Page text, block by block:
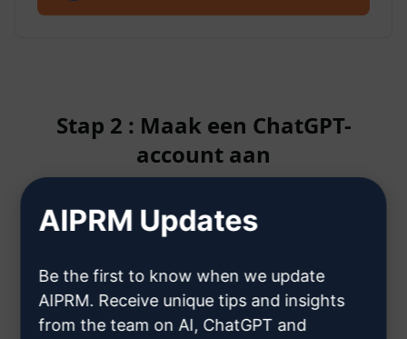
Stap 2 : Maak een ChatGPT-
account aan
Klik hier om te leren hoe je een
AIPRM Updates
Be the first to know when we update
AIPRM. Receive unique tips and insights
from the team on AI, ChatGPT and